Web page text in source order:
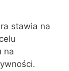
stawia na
na